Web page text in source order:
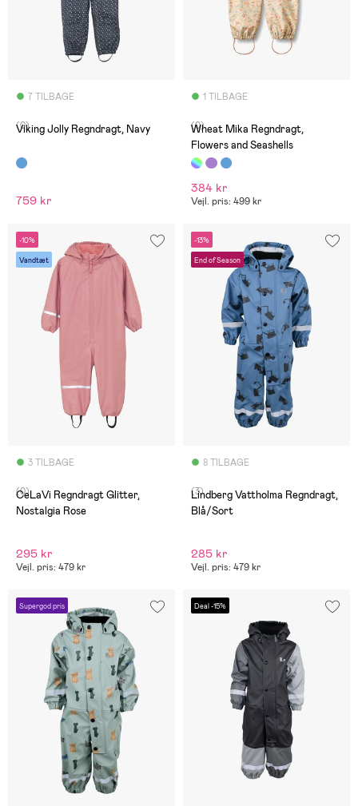
7 TILBAGE
(0)
Viking Jolly Regndragt, Navy
759 kr
1 TILBAGE
(0)
Wheat Mika Regndragt,
Flowers and Seashells
384 kr
Vejl. pris: 499 kr
-10%
Vandtæt
3 TILBAGE
(0)
CeLaVi Regndragt Glitter,
Nostalgia Rose
295 kr
Vejl. pris: 479 kr
-13%
End of Season
8 TILBAGE
(3)
Lindberg Vattholma Regndragt,
Blå/Sort
285 kr
Vejl. pris: 479 kr
Supergod pris Deal -15%